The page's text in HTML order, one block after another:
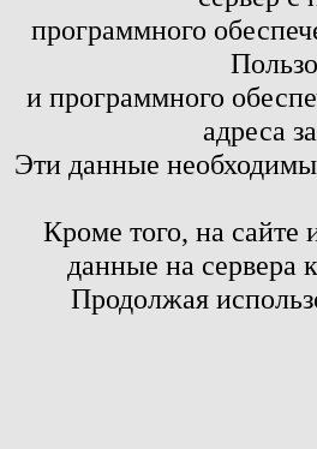
программного
и программного
адреса
Эти данные
Кроме того, на сайте
данные на сервера
Продолжая